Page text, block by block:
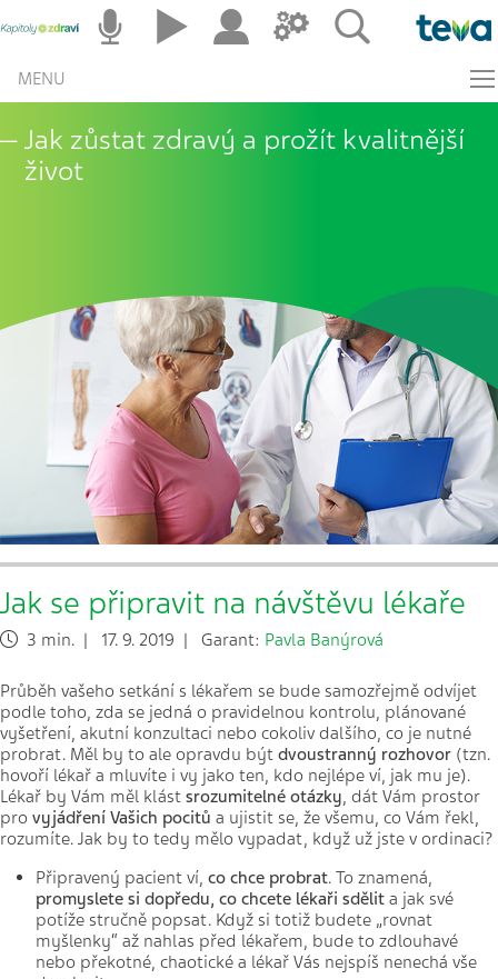
MENU
Jak zůstat zdravý a prožít kvalitnější
život
Jak se připravit na návštěvu lékaře
3 min. | 17. 9. 2019 | Garant: Pavla Banýrová
Průběh vašeho setkání s lékařem se bude samozřejmě odvíjet
podle toho, zda se jedná o pravidelnou kontrolu, plánované
vyšetření, akutní konzultaci nebo cokoliv dalšího, co je nutné
probrat. Měl by to ale opravdu být dvoustranný rozhovor (tzn.
hovoří lékař a mluvíte i vy jako ten, kdo nejlépe ví, jak mu je).
Lékař by Vám měl klást srozumitelné otázky, dát Vám prostor
pro vyjádření Vašich pocitů a ujistit se, že všemu, co Vám řekl,
rozumíte. Jak by to tedy mělo vypadat, když už jste v ordinaci?
Připravený pacient ví, co chce probrat. To znamená,
promyslete si dopředu, co chcete lékaři sdělit a jak své
potíže stručně popsat. Když si totiž budete „rovnat
myšlenky“ až nahlas před lékařem, bude to zdlouhavé
nebo překotné, chaotické a lékař Vás nejspíš nenechá vše